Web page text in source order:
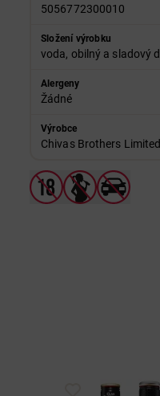
5056772300010
Složení výrobku
voda, obilný a sladový
Alergeny
Žádné
Výrobce
Chivas Brothers